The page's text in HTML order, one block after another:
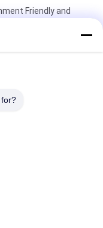
Friendly and
Pool Games
and